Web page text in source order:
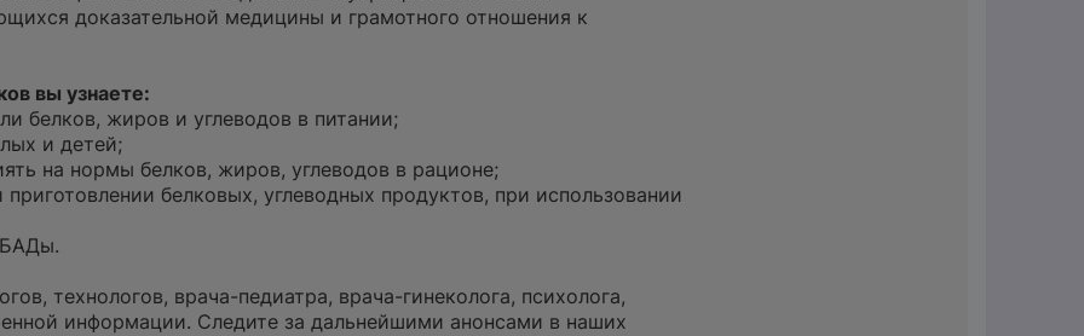
доказательной медицины и грамотного отношения к
вы узнаете:
белков, жиров и углеводов в питании;
и детей;
на нормы белков, жиров, углеводов в рационе;
белковых, углеводных продуктов, при использовании
БАДы.
технологов, врача-педиатра, врача-гинеколога, психолога,
информации. Следите за дальнейшими анонсами в наших